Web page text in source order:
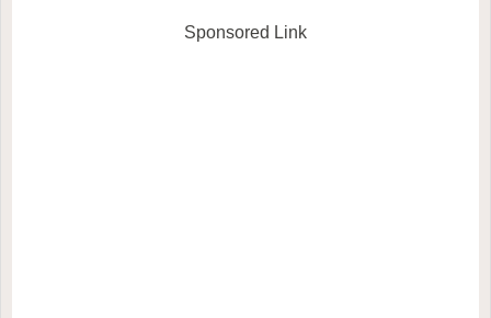
Sponsored Link